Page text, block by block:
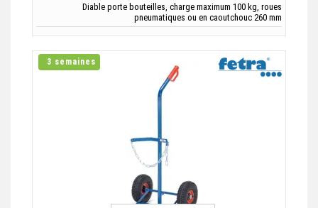
Diable porte bouteilles, charge maximum 100 kg, roues
pneumatiques ou en caoutchouc 260 mm
3 semaines